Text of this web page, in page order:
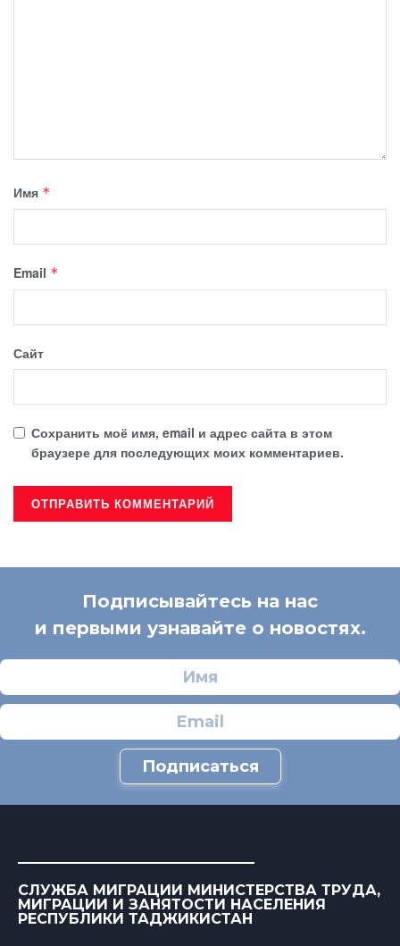
Имя *
Email *
Сайт
Сохранить моё имя, email и адрес сайта в этом
браузере для последующих моих комментариев.
Подписывайтесь на нас
и первыми узнавайте о новостях.
Подписаться
СЛУЖБА МИГРАЦИИ МИНИСТЕРСТВА ТРУДА,
МИГРАЦИИ И ЗАНЯТОСТИ НАСЕЛЕНИЯ
РЕСПУБЛИКИ ТАДЖИКИСТАН